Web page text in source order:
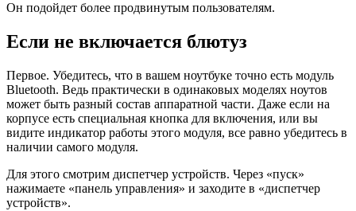
Он подойдет более продвинутым пользователям.
Если не включается блютуз
Первое. Убедитесь, что в вашем ноутбуке точно есть модуль
Bluetooth. Ведь практически в одинаковых моделях ноутов
может быть разный состав аппаратной части. Даже если на
корпусе есть специальная кнопка для включения, или вы
видите индикатор работы этого модуля, все равно убедитесь в
наличии самого модуля.
Для этого смотрим диспетчер устройств. Через «пуск»
нажимаете «панель управления» и заходите в «диспетчер
устройств».